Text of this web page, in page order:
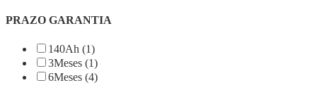
PRAZO GARANTIA
140Ah (1)
3Meses (1)
6Meses (4)